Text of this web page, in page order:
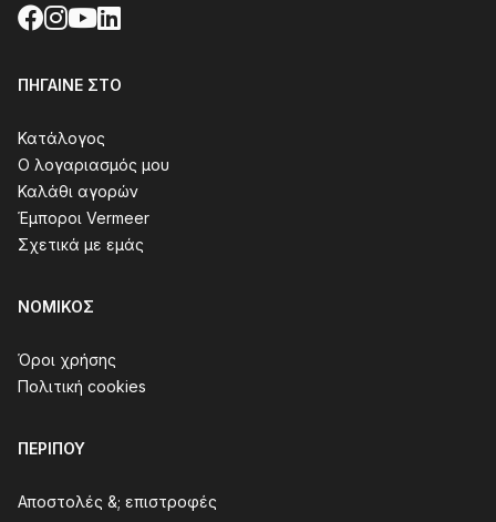
Facebook
Instagram
YouTube
LinkedIn
ΠΉΓΑΙΝΕ ΣΤΟ
Κατάλογος
Ο λογαριασμός μου
Καλάθι αγορών
Έμποροι Vermeer
Σχετικά με εμάς
ΝΟΜΙΚΌΣ
Όροι χρήσης
Πολιτική cookies
ΠΕΡΊΠΟΥ
Αποστολές &; επιστροφές